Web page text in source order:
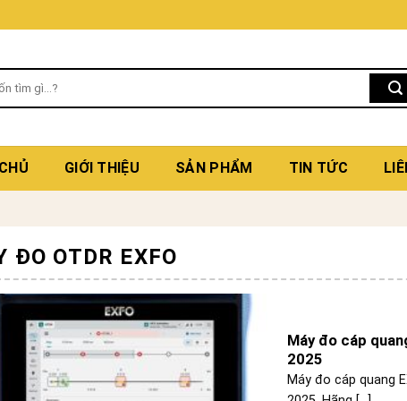
GIỚI THIỆU SẢN PHẨM TIN TỨC
ĐO OTDR EXFO
Máy đo cáp
2025
Máy đo cáp quang